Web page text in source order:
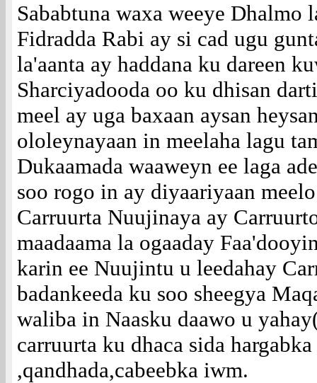
Sababtuna waxa weeye Dhalmo
Fidradda Rabi ay si cad ugu
la'aanta ay haddana ku dareen
Sharciyadooda oo ku dhisan
meel ay uga baxaan aysan
ololeynayaan in meelaha lagu
Dukaamada waaweyn ee laga
soo rogo in ay diyaariyaan
Carruurta Nuujinaya ay
maadaama la ogaaday
karin ee Nuujintu u leedahay
badankeeda ku soo sheegya
waliba in Naasku daawo u
carruurta ku dhaca sida
,qandhada,cabeebka iwm.